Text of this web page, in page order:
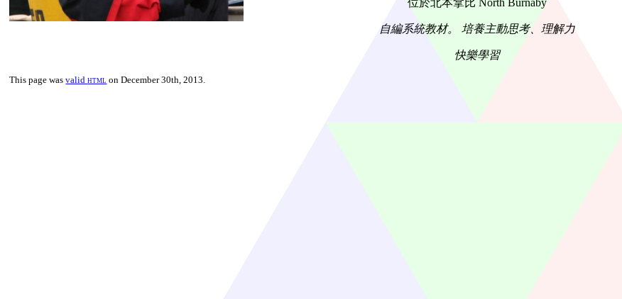
自編系統教材。 培養主動思考、理解力
快樂學習
This page wasvalidhtml on December 30th, 2013.